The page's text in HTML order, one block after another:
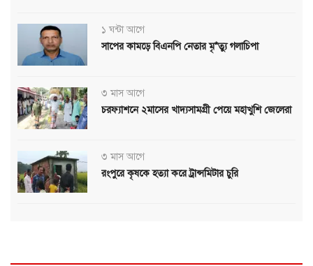
১ ঘন্টা আগে
সাপের কামড়ে বিএনপি নেতার মৃ*ত্যু গলাচিপা
৩ মাস আগে
চরফ্যাশনে ২মাসের খাদ্যসামগ্রী পেয়ে মহাখুশি জেলেরা
৩ মাস আগে
রংপুরে কৃষকে হত্যা করে ট্রান্সমিটার চুরি